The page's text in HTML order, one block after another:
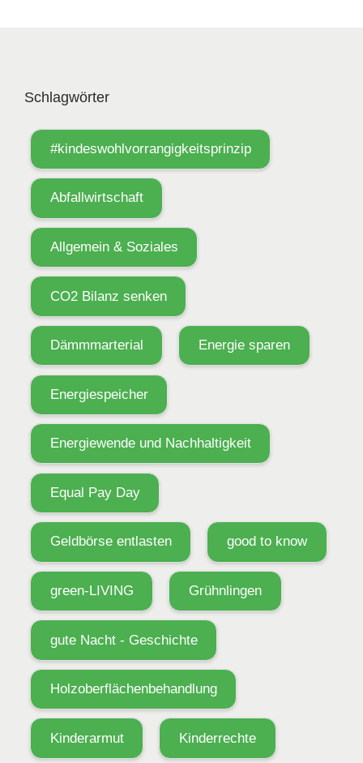
Schlagwörter
#kindeswohlvorrangigkeitsprinzip
Abfallwirtschaft
Allgemein & Soziales
CO2 Bilanz senken
Dämmmarterial Energie sparen
Energiespeicher
Energiewende und Nachhaltigkeit
Equal Pay Day
Geldbörse entlasten good to know
green-LIVING Grühnlingen
gute Nacht - Geschichte
Holzoberflächenbehandlung
Kinderarmut Kinderrechte